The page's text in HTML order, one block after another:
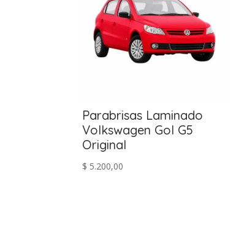
Parabrisas Laminado
Volkswagen Gol G5
Original
$ 5.200,00